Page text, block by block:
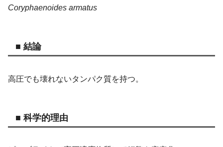
Coryphaenoides armatus
■ 結論
高圧でも壊れないタンパク質を持つ。
■ 科学的理由